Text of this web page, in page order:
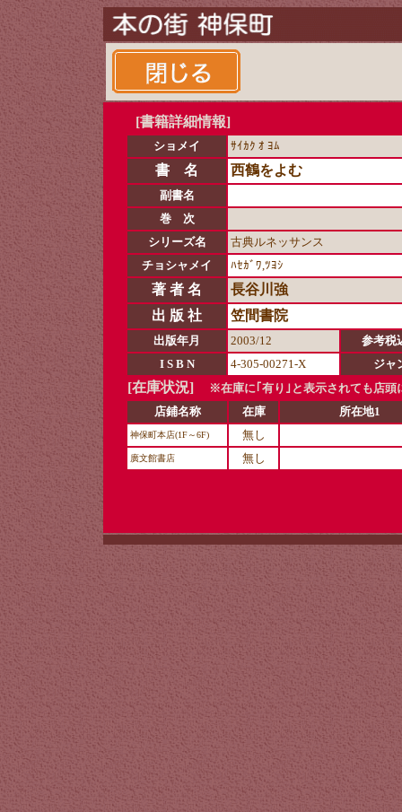
[書籍詳細情報]
ショメイ ｻｲｶｸ ｵ ﾖﾑ
書 名 西鶴をよむ
副書名
巻 次
シリーズ名
古典ルネッサンス
チョシャメイ
ﾊｾｶﾞﾜ,ﾂﾖｼ
著 者 名
長谷川強
出 版 社
笠間書院
出版年月 2003/12
参考税
I S B N
4-305-00271-X ジャ
[在庫状況]
※在庫に｢有り｣と表示されても店頭
店鋪名称
在庫 所在地1
神保町本店(1F～6F) 無し
廣文館書店 無し